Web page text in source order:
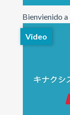
Bienvienido
Video